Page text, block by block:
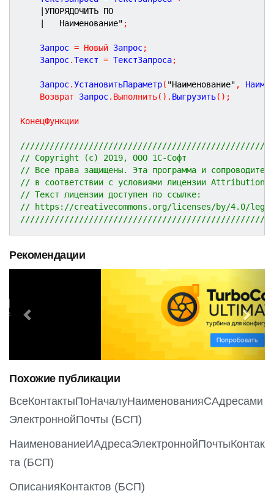
|УПОРЯДОЧИТЬ ПО
|	Наименование" ;
	Запрос
= Новый Запрос;
	Запрос
.Текст = ТекстЗапроса;
	Запрос
.УстановитьПараметр( "Наименование" ,
Возврат Запрос. Выполнить( ) . Выгрузить( ) ;
КонецФункции
// Copyright (c) 2019, ООО 1С-Софт
// Все права защищены. Эта программа и
// в соответствии с условиями лицензии
// Текст лицензии доступен по ссылке:
// https://creativecommons.org/licenses/by/4.0/
Рекомендации
e
o
u
s
e
x
t
Похожие публикации
ВсеКонтактыПоНачалуНаименованияСАдресами
ЭлектроннойПочты (БСП)
НаименованиеИАдресаЭлектроннойПочтыКонтак
та (БСП)
ОписанияКонтактов (БСП)